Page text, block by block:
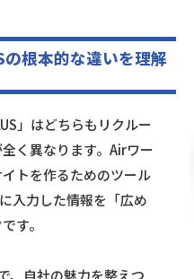
根本的な違いを理解
」はどちらもリクルー
く異なります。Airワー
トを作るためのツール
入力した情報を「広め
す。
、自社の魅力を整えつ